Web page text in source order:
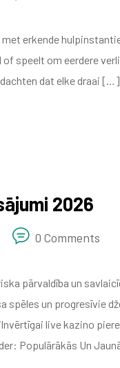
erkende
speelt om eerdere
dat elke draai […]
2026
0 Comments
pārvaldība un
un progresīvie
live kazino
Populārākās Un